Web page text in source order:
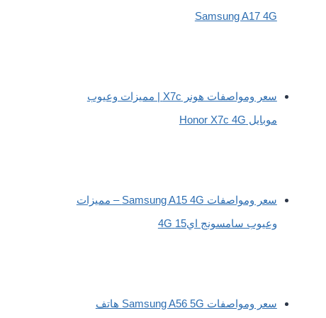
Samsung A17 4G
سعر ومواصفات هونر X7c | مميزات وعيوب
موبايل Honor X7c 4G
سعر ومواصفات Samsung A15 4G – مميزات
وعيوب سامسونج اي15 4G
سعر ومواصفات Samsung A56 5G هاتف